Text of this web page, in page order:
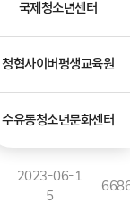
국제청소년센터
청협사이버평생교육원
수유동청소년문화센터
2023-06-2
2023-06-1
5